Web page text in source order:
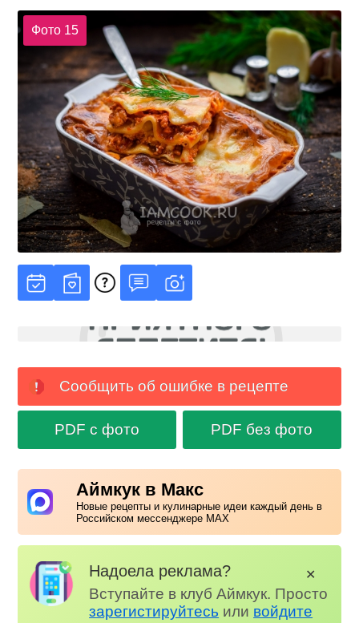
Фото 15
Сообщить об ошибке в рецепте
PDF с фото PDF без фото
Аймкук в Макс
Новые рецепты и кулинарные идеи каждый день в
Российском мессенджере MAX
Надоела реклама?
Вступайте в клуб Аймкук. Просто
зарегистируйтесь или войдите
✕